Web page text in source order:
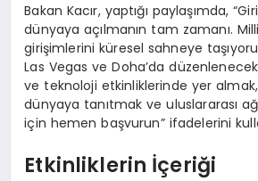
Bakan Kacır, yaptığı paylaşımda,
dünyaya açılmanın tam zamanı.
girişimlerini küresel sahneye
Las Vegas ve Doha’da
ve teknoloji etkinliklerinde yer
dünyaya tanıtmak ve uluslararası
için hemen başvurun” ifadelerini
Etkinliklerin İçeriği